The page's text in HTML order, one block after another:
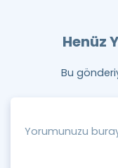
Henüz
Bu